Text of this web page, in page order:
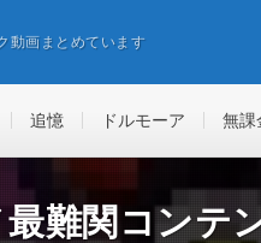
動画まとめています
追憶 ドルモーア 無課
難関コンテ